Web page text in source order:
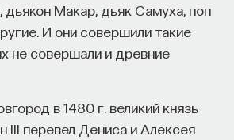
Макар, дьяк Самуха, поп
И они совершили такие
не совершали и древние
в 1480 г. великий князь
III перевел Дениса и Алексея